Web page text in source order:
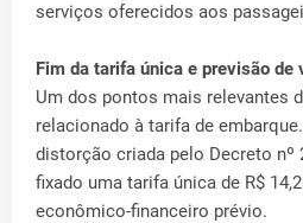
serviços oferecidos aos
Fim da tarifa única e previsão de
Um dos pontos mais relevantes
relacionado à tarifa de
distorção criada pelo Decreto nº
fixado uma tarifa única de R$
econômico-financeiro prévio.